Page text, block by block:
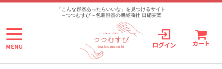
>
「こんな容器あったらいいな」を見つけるサイト
～つつむすび～包装容器の機能商社 日硝実業